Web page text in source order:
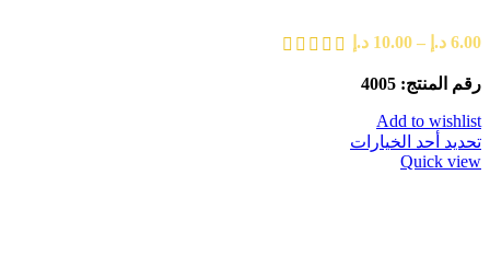
6.00 د.إ –
10.00 د.إ
رقم المنتج: 4005
Add to wishlist
تحديد أحد الخيارات
Quick view